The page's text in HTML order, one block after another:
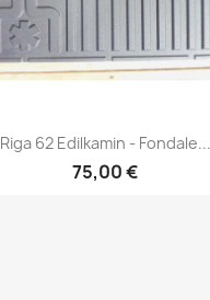
Anteprima
Riga 62 Edilkamin - Fondale...
75,00 €